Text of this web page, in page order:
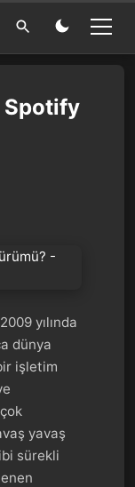
Spotify
yılında
dünya
işletim
yavaş
sürekli